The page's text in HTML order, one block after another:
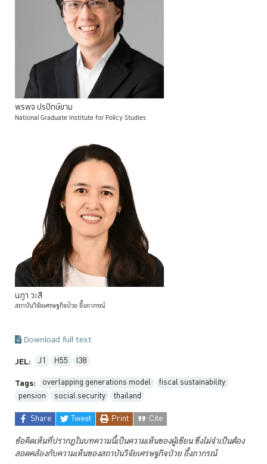
พรพจ ปรปักษ์ขาม
National Graduate Institute for Policy Studies
นฎา วะสี
สถาบันวิจัยเศรษฐกิจป๋วยอึ๊งภากรณ์
Download full text
JEL: J1 H55 I38
Tags: overlapping generations model
fiscal sustainability
pension
social security
thailand
Share
Tweet Print Cite
ข้อคิดเห็นที่ปรากฏในบทความนี้เป็นความเห็นของผู้เขียน ซึ่งไม่จำเป็นต้อง
สอดคล้องกับความเห็นของสถาบันวิจัยเศรษฐกิจป๋วยอึ๊งภากรณ์